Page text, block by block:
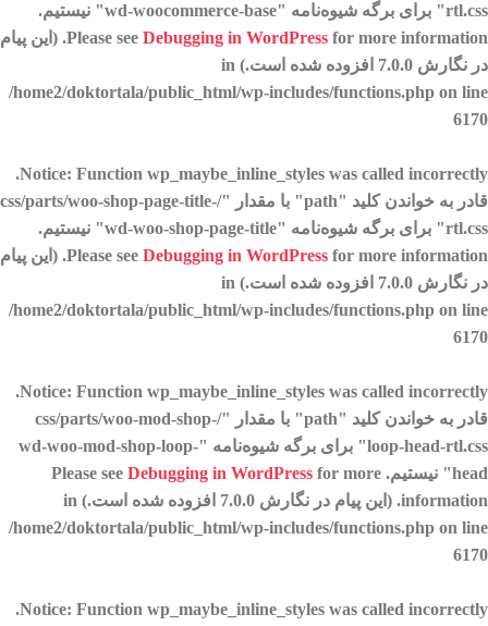
rtl.css" برای برگه شیوه‌نامه "wd-woocommerce-base" نیستیم.
Please see Debugging in WordPress
for more information. (این پیام
در نگارش 7.0.0 افزوده شده است.) in
/home2/doktortala/public_html/wp-includes/functions.php on line
6170
Notice: Function wp_maybe_inline_styles was called incorrectly
.
قادر به خواندن کلید "path" با مقدار "/css/parts/woo-shop-page-title-
rtl.css" برای برگه شیوه‌نامه "wd-woo-shop-page-title" نیستیم.
Please see Debugging in WordPress
for more information. (این پیام
در نگارش 7.0.0 افزوده شده است.) in
/home2/doktortala/public_html/wp-includes/functions.php on line
6170
Notice: Function wp_maybe_inline_styles was called incorrectly
.
قادر به خواندن کلید "path" با مقدار "/css/parts/woo-mod-shop-
loop-head-rtl.css" برای برگه شیوه‌نامه "wd-woo-mod-shop-loop-
head" نیستیم. Please see
Debugging in WordPress for more
information. (این پیام در نگارش 7.0.0 افزوده شده است.) in
/home2/doktortala/public_html/wp-includes/functions.php on line
6170
Notice: Function wp_maybe_inline_styles was called incorrectly
.